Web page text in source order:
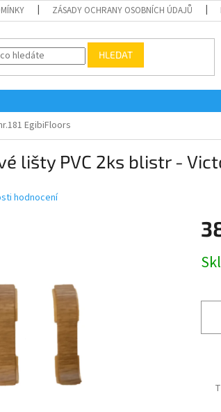
ZÁSADY OCHRANY OSOBNÍCH ÚDAJŮ
HLEDAT
EgibiFloors
lišty PVC 2ks blistr -
hodnocení